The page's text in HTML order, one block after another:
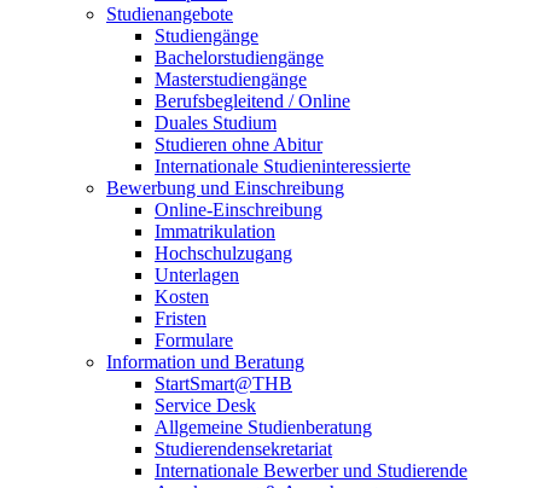
Studienangebote
Studiengänge
Bachelorstudiengänge
Masterstudiengänge
Berufsbegleitend / Online
Duales Studium
Studieren ohne Abitur
Internationale Studieninteressierte
Bewerbung und Einschreibung
Online-Einschreibung
Immatrikulation
Hochschulzugang
Unterlagen
Kosten
Fristen
Formulare
Information und Beratung
StartSmart@THB
Service Desk
Allgemeine Studienberatung
Studierendensekretariat
Internationale Bewerber und Studierende